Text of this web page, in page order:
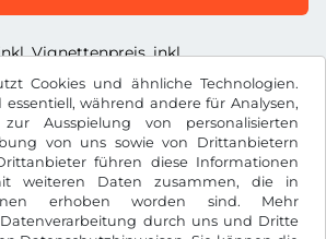
Cookies und ähnliche Technologien.
essentiell, während andere für Analysen,
Ausspielung von personalisierten
von uns sowie von Drittanbietern
führen diese Informationen
weiteren Daten zusammen, die in
erhoben worden sind. Mehr
durch uns und Dritte
Vignettenpreis, inkl.
und inkl. der gesetzl. MwSt.